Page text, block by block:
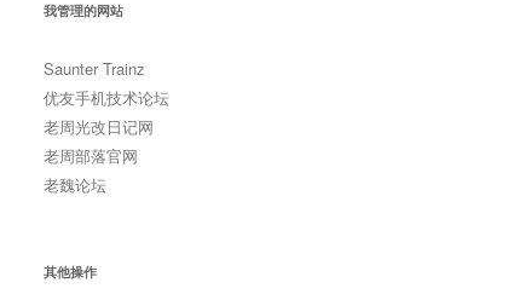
我管理的网站
Saunter Trainz
优友手机技术论坛
老周光改日记网
老周部落官网
老魏论坛
其他操作